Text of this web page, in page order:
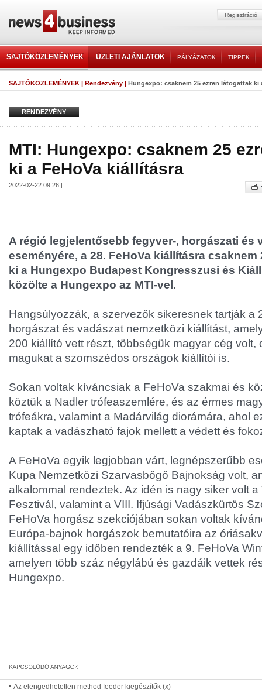
SAJTÓKÖZLEMÉNYEK ÜZLETI AJÁNLATOK PÁLYÁZATOK TIPPEK
SAJTÓKÖZLEMÉNYEK | Rendezvény | Hungexpo: csaknem 25 ezren látogattak ki
RENDEZVÉNY
MTI: Hungexpo: csaknem 25
ki a FeHoVa kiállításra
2022-02-22 09:26 |
A régió legjelentősebb fegyver-, horgászati és
eseményére, a 28. FeHoVa kiállításra
ki a Hungexpo Budapest Kongresszusi és
közölte a Hungexpo az MTI-vel.
Hangsúlyozzák, a szervezők sikeresnek tartják a
horgászat és vadászat nemzetközi kiállítást,
200 kiállító vett részt, többségük magyar cég volt,
magukat a szomszédos országok kiállítói is.
Sokan voltak kíváncsiak a FeHoVa szakmai és
köztük a Nadler trófeaszemlére, és az érmes
trófeákra, valamint a Madárvilág diorámára, ahol
kaptak a vadászható fajok mellett a védett és
A FeHoVa egyik legjobban várt, legnépszerűbb
Kupa Nemzetközi Szarvasbőgő Bajnokság volt,
alkalommal rendeztek. Az idén is nagy siker volt
Fesztivál, valamint a VIII. Ifjúsági Vadászkürtös
FeHoVa horgász szekciójában sokan voltak
Európa-bajnok horgászok bemutatóira az
kiállítással egy időben rendezték a 9. FeHoVa
amelyen több száz négylábú és gazdáik vettek
Hungexpo.
Az elengedhetetlen method feeder kiegészítők (x)